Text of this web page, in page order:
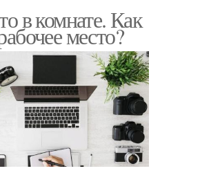
в комнате. Как
место?